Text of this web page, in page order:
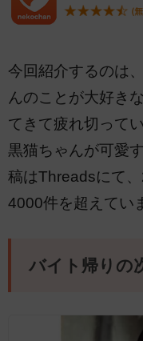
今回紹介するのは
んのことが大好き
てきて疲れ切って
黒猫ちゃんが可愛
稿はThreadsにて
4000件を超えてい
バイト帰りの